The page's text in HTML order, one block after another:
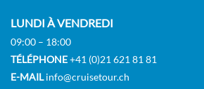
LUNDI À VENDREDI
09:00 – 18:00
TÉLÉPHONE+41 (0)21 621 81 81
E-MAILinfo@cruisetour.ch